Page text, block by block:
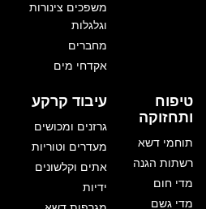
משפכים צינורות
וגלגלות
מחברים
אקדחי מים
טיפוח
ותחזוקה
תוחמי דשא
רשתות הגנה
מדי חום
מדי גשם
עיבוד קרקע
גרזנים ומכושים
מעדרים וטוריות
אתים וקלשונים
ידיות